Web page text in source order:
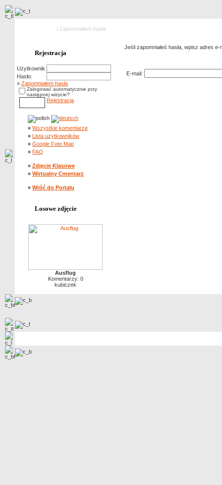
/ Zapomniałem hasła
Rejestracja
Użytkownik:
Hasło:
» Zapomniałem hasła
Zalogować automatycznie przy
następnej wizycie?
Rejestracja
» Wszystkie komentarze
» Lista uzytkowników
» Google Foto Map
» FAQ
» Zdjęcie Klasowe
» Wirtualny Cmentarz
» Wróć do Portalu
Losowe zdjęcie
Ausflug
Komentarzy: 0
kubiczek
Jeśli zapomniałeś hasła, wpisz adres
E-mail: